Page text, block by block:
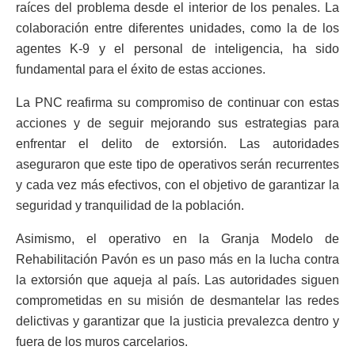
raíces del problema desde el interior de los penales. La
colaboración entre diferentes unidades, como la de los
agentes K-9 y el personal de inteligencia, ha sido
fundamental para el éxito de estas acciones.
La PNC reafirma su compromiso de continuar con estas
acciones y de seguir mejorando sus estrategias para
enfrentar el delito de extorsión. Las autoridades
aseguraron que este tipo de operativos serán recurrentes
y cada vez más efectivos, con el objetivo de garantizar la
seguridad y tranquilidad de la población.
Asimismo, el operativo en la Granja Modelo de
Rehabilitación Pavón es un paso más en la lucha contra
la extorsión que aqueja al país. Las autoridades siguen
comprometidas en su misión de desmantelar las redes
delictivas y garantizar que la justicia prevalezca dentro y
fuera de los muros carcelarios.